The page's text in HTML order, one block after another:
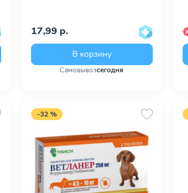
17,99 р.
В корзину
Самовывозсегодня
-32 %